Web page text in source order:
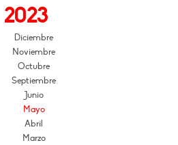
2023
Diciembre
Noviembre
Octubre
Septiembre
Junio
Mayo
Abril
Marzo